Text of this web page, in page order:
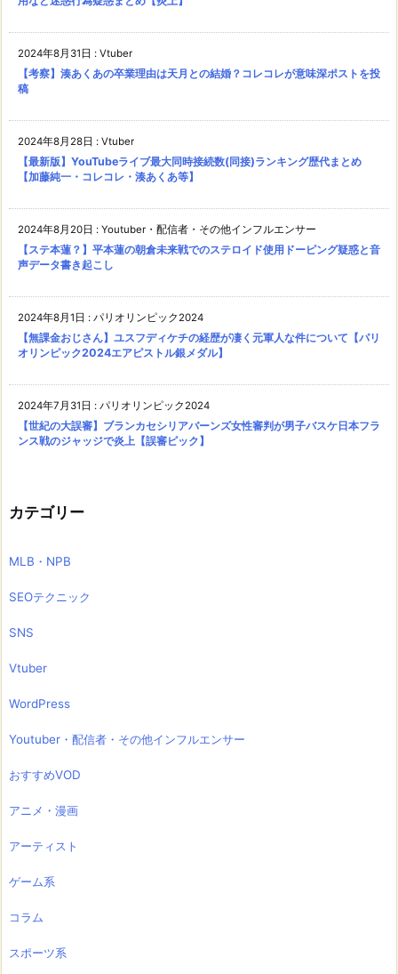
2024年8月31日 : Vtuber
【考察】湊あくあの卒業理由は天月との結婚？コレコレが意味深ポストを投
稿
2024年8月28日 : Vtuber
【最新版】YouTubeライブ最大同時接続数(同接)ランキング歴代まとめ
【加藤純一・コレコレ・湊あくあ等】
2024年8月20日 : Youtuber・配信者・その他インフルエンサー
【ステ本蓮？】平本蓮の朝倉未来戦でのステロイド使用ドーピング疑惑と音
声データ書き起こし
2024年8月1日 : パリオリンピック2024
【無課金おじさん】ユスフディケチの経歴が凄く元軍人な件について【パリ
オリンピック2024エアピストル銀メダル】
2024年7月31日 : パリオリンピック2024
【世紀の大誤審】ブランカセシリアバーンズ女性審判が男子バスケ日本フラ
ンス戦のジャッジで炎上【誤審ピック】
カテゴリー
MLB・NPB
SEOテクニック
SNS
Vtuber
WordPress
Youtuber・配信者・その他インフルエンサー
おすすめVOD
アニメ・漫画
アーティスト
ゲーム系
コラム
スポーツ系